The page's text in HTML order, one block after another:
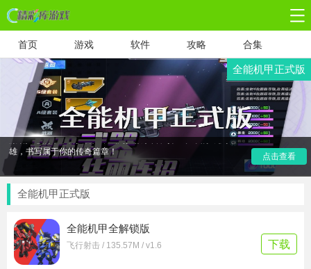
首页 游戏 软件 攻略 合集
全能机甲正式版
《全能机甲》正式版，是一款将科幻魅力与策略动作完美融合
的未来世界冒险游戏。玩家将扮演顶尖机甲战士，在无垠的宇
宙中穿梭，与外星生物和敌对势力展开激烈交锋。游戏以超清
画质呈现浩渺星河，操作流畅无阻，为玩家带来身临其境的战
斗体验。深度剧情设置激发探索欲，同时提供多样化的机甲定
制选项，让玩家能够打造独一无二的战斗机器。立即加入这场
激动人心的未来科技冒险，成为拯救宇宙、捍卫和平的终极英
雄，书写属于你的传奇篇章！
点击查看
全能机甲正式版
全能机甲全解锁版
飞行射击 / 135.57M / v1.6 下载